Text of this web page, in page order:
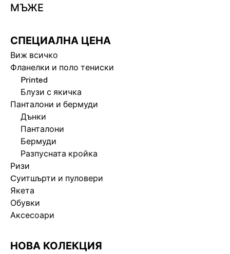
МЪЖЕ
СПЕЦИАЛНА ЦЕНА
Виж всичко
Фланелки и поло тениски
Printed
Блузи с якичка
Панталони и бермуди
Дънки
Панталони
Бермуди
Разпусната кройка
Ризи
Cуитшърти и пуловери
Якета
Обувки
Аксесоари
НОВА КОЛЕКЦИЯ